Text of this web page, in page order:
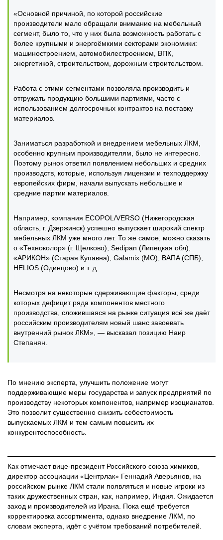
«Основной причиной, по которой российские
производители мало обращали внимание на мебельный
сегмент, было то, что у них была возможность работать с
более крупными и энергоёмкими секторами экономики:
машиностроением, автомобилестроением, ВПК,
энергетикой, строительством, дорожным строительством.
Работа с этими сегментами позволяла производить и
отгружать продукцию большими партиями, часто с
использованием долгосрочных контрактов на поставку
материалов.
Заниматься разработкой и внедрением мебельных ЛКМ,
особенно крупным производителям, было не интересно.
Поэтому рынок ответил появлением небольших и средних
производств, которые, используя лицензии и техподдержку
европейских фирм, начали выпускать небольшие и
средние партии материалов.
Например, компания ECOPOL/VERSO (Нижегородская
область, г. Дзержинск) успешно выпускает широкий спектр
мебельных ЛКМ уже много лет. То же самое, можно сказать
о «Техноколор» (г. Щелково), Sedipan (Липецкая обл),
«АРИКОН» (Старая Купавна), Galamix (МО), ВАПA (СПБ),
HELIOS (Одинцово) и т. д.
Несмотря на некоторые сдерживающие факторы, среди
которых дефицит ряда компонентов местного
производства, сложившаяся на рынке ситуация всё же даёт
российским производителям новый шанс завоевать
внутренний рынок ЛКМ», — высказал позицию Наир
Степанян.
По мнению эксперта, улучшить положение могут
поддерживающие меры государства и запуск предприятий по
производству некоторых компонентов, например изоцианатов.
Это позволит существенно снизить себестоимость
выпускаемых ЛКМ и тем самым повысить их
конкурентоспособность.
Как отмечает вице-президент Российского союза химиков,
директор ассоциации «Центрлак» Геннадий Аверьянов, на
российском рынке ЛКМ стали появляться и новые игроки из
таких дружественных стран, как, например, Индия. Ожидается
заход и производителей из Ирана. Пока ещё требуется
корректировка ассортимента, однако внедрение ЛКМ, по
словам эксперта, идёт с учётом требований потребителей.